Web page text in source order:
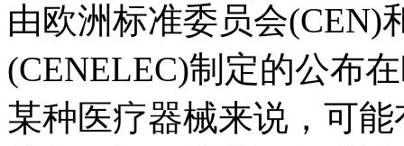
由欧洲标准委员会(CEN)
(CENELEC)制定的公布
某种医疗器械来说，可